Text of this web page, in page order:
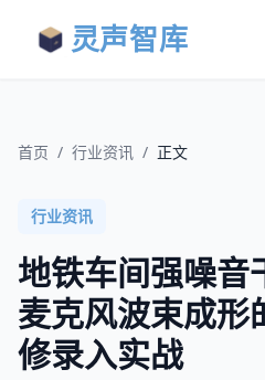
灵声智库
首页 / 行业资讯 / 正文
行业资讯
地铁车间强噪音
麦克风波束成形
修录入实战